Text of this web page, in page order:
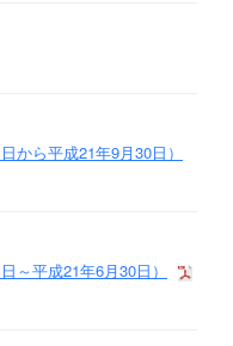
ら平成21年9月30日）
平成21年6月30日）